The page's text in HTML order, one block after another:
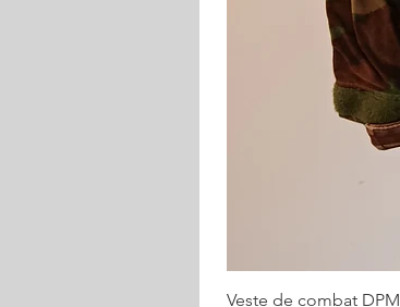
Veste de combat DPM